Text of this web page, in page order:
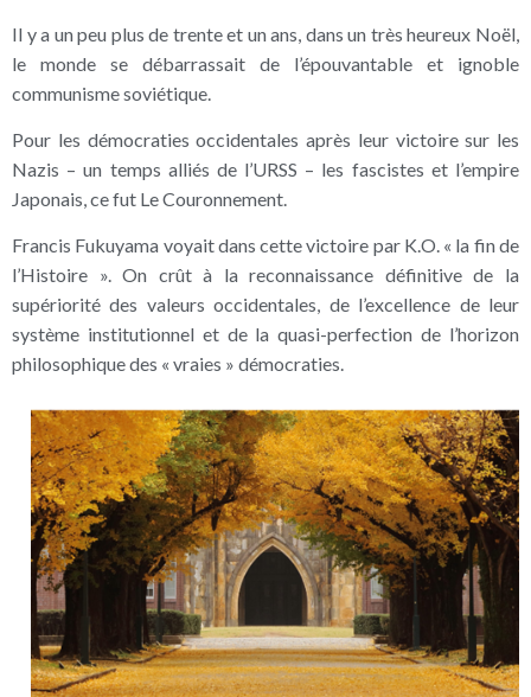
Il y a un peu plus de trente et un ans, dans un très heureux Noël,
le monde se débarrassait de l’épouvantable et ignoble
communisme soviétique.
Pour les démocraties occidentales après leur victoire sur les
Nazis – un temps alliés de l’URSS – les fascistes et l’empire
Japonais, ce fut Le Couronnement.
Francis Fukuyama voyait dans cette victoire par K.O. « la fin de
l’Histoire ». On crût à la reconnaissance définitive de la
supériorité des valeurs occidentales, de l’excellence de leur
système institutionnel et de la quasi-perfection de l’horizon
philosophique des « vraies » démocraties.